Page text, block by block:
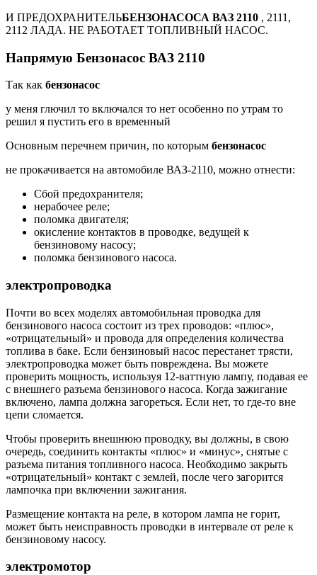
И ПРЕДОХРАНИТЕЛЬБЕНЗОНАСОСА ВАЗ 2110 , 2111,
2112 ЛАДА. НЕ РАБОТАЕТ ТОПЛИВНЫЙ НАСОС.
Напрямую Бензонасос ВАЗ 2110
Так как бензонасос
у меня глючил то включался то нет особенно по утрам то
решил я пустить его в временный
Основным перечнем причин, по которым бензонасос
не прокачивается на автомобиле ВАЗ-2110, можно отнести:
Сбой предохранителя;
нерабочее реле;
поломка двигателя;
окисление контактов в проводке, ведущей к
бензиновому насосу;
поломка бензинового насоса.
электропроводка
Почти во всех моделях автомобильная проводка для
бензинового насоса состоит из трех проводов: «плюс»,
«отрицательный» и провода для определения количества
топлива в баке. Если бензиновый насос перестанет трясти,
электропроводка может быть повреждена. Вы можете
проверить мощность, используя 12-ваттную лампу, подавая ее
с внешнего разъема бензинового насоса. Когда зажигание
включено, лампа должна загореться. Если нет, то где-то вне
цепи сломается.
Чтобы проверить внешнюю проводку, вы должны, в свою
очередь, соединить контакты «плюс» и «минус», снятые с
разъема питания топливного насоса. Необходимо закрыть
«отрицательный» контакт с землей, после чего загорится
лампочка при включении зажигания.
Размещение контакта на реле, в котором лампа не горит,
может быть неисправность проводки в интервале от реле к
бензиновому насосу.
электромотор